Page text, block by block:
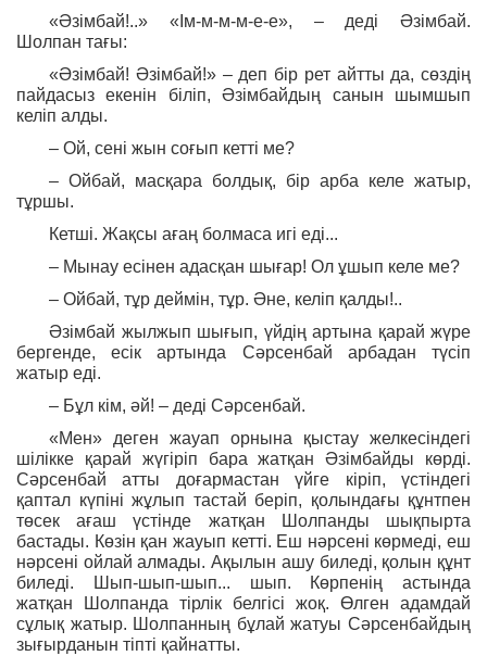
«Әзімбай!..» «Ім-м-м-м-е-е», – деді Әзімбай.
Шолпан тағы:
«Әзімбай! Әзімбай!» – деп бір рет айтты да, сөздің
пайдасыз екенін біліп, Әзімбайдың санын шымшып
келіп алды.
– Ой, сені жын соғып кетті ме?
– Ойбай, масқара болдық, бір арба келе жатыр,
тұршы.
Кетші. Жақсы ағаң болмаса игі еді...
– Мынау есінен адасқан шығар! Ол ұшып келе ме?
– Ойбай, тұр деймін, тұр. Әне, келіп қалды!..
Әзімбай жылжып шығып, үйдің артына қарай жүре
бергенде, есік артында Сәрсенбай арбадан түсіп
жатыр еді.
– Бұл кім, әй! – деді Сәрсенбай.
«Мен» деген жауап орнына қыстау желкесіндегі
шілікке қарай жүгіріп бара жатқан Әзімбайды көрді.
Сәрсенбай атты доғармастан үйге кіріп, үстіндегі
қаптал күпіні жұлып тастай беріп, қолындағы құнтпен
төсек ағаш үстінде жатқан Шолпанды шықпырта
бастады. Көзін қан жауып кетті. Еш нәрсені көрмеді, еш
нәрсені ойлай алмады. Ақылын ашу биледі, қолын құнт
биледі. Шып-шып-шып... шып. Көрпенің астында
жатқан Шолпанда тірлік белгісі жоқ. Өлген адамдай
сұлық жатыр. Шолпанның бұлай жатуы Сәрсенбайдың
зығырданын тіпті қайнатты.